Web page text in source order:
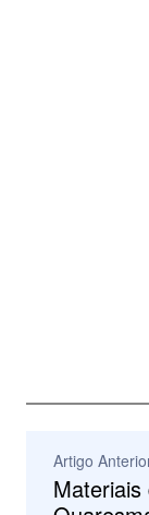
Artigo